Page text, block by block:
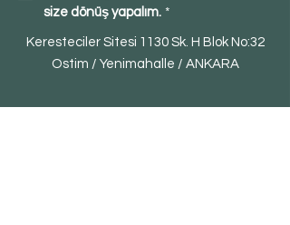
size dönüş yapalım. *
Keresteciler Sitesi 1130 Sk. H Blok No:32
Ostim / Yenimahalle / ANKARA